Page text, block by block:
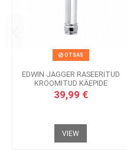
OTSAS
EDWIN JAGGER RASEERITUD
KROOMITUD KÄEPIDE
39,99 €
VIEW